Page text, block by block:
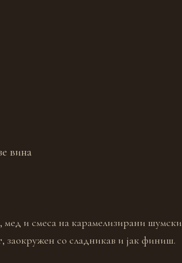
вина
мед и смеса на карамелизирани шумски
заокружен со сладникав и јак финиш.